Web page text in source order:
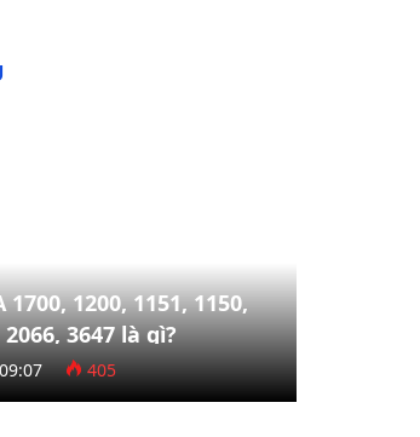
1700, 1200, 1151, 1150,
3647 là gì?
405